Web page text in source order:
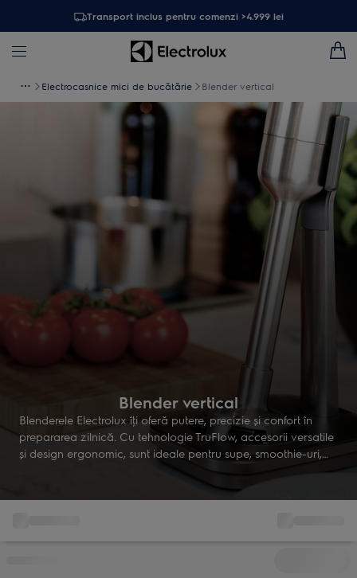
Transport inclus pentru comenzi >4.999 lei
Electrocasnice mici de bucătărie Blender vertical
Blender vertical
Blenderele Electrolux îţi oferă putere, precizie şi confort în
prepararea zilnică. Cu tehnologie TruFlow, accesorii versatile
şi design ergonomic, sunt ideale pentru supe, smoothie-uri,
sosuri şi multe altele. Performanţă şi stil în fiecare reţetă.